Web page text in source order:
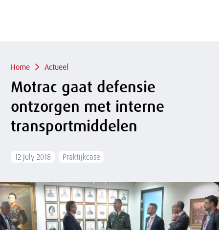
gaan
Kruimelpad
Home Actueel
Motrac gaat defensie
ontzorgen met interne
transportmiddelen
12 July 2018 Praktijkcase